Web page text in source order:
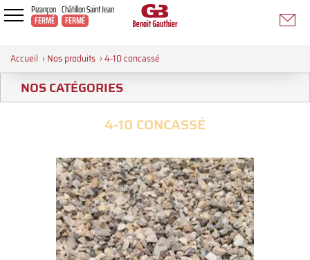
Pizançon
FERMÉ
Châtillon Saint Jean
FERMÉ
Accueil › Nos produits › 4-10 concassé
NOS CATÉGORIES
4-10 CONCASSÉ